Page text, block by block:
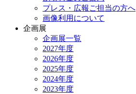
プレス・広報ご担当の方へ
画像利用について
企画展
企画展一覧
2027年度
2026年度
2025年度
2024年度
2023年度